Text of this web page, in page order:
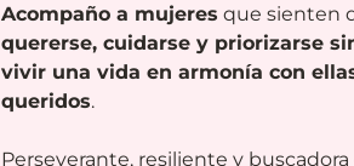
Acompaño a mujeres que sienten
quererse, cuidarse y priorizarse
vivir una vida en armonía con
queridos.
Perseverante, resiliente y